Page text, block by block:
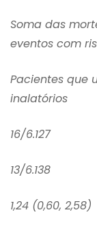
Soma das
eventos com
Pacientes que
inalatórios
16/6.127
13/6.138
1,24 (0,60, 2,58)